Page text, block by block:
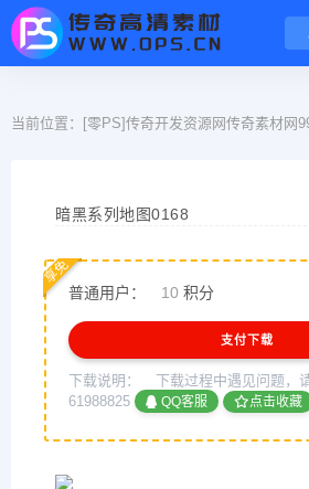
当前位置： [零PS]传奇开发资源网传奇素材网
暗黑系列地图0168
普通用户： 10 积分
享免
支付下载
下载说明：
下载过程中遇见问题，
61988825
QQ客服 点击收藏